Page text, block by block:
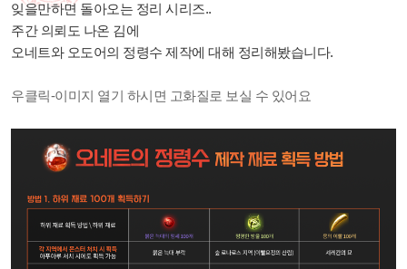
잊을만하면 돌아오는 정리 시리즈..
주간 의뢰도 나온 김에
오네트와 오도어의 정령수 제작에 대해 정리해봤습니다.
우클릭-이미지 열기 하시면 고화질로 보실 수 있어요